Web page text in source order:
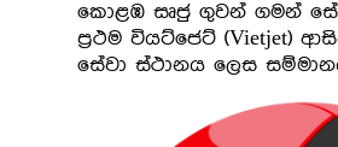
කොළඹ සෘජු ගුවන් ගමන්
ප්‍රථම වියට්ජෙට් (Vietjet)
සේවා ස්ථානය ලෙස